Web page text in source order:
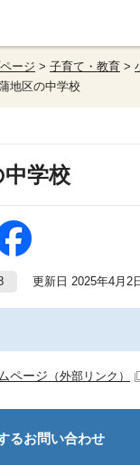
ージ > 子育て・教育 >
地区の中学校
学校
更新日 2025年4月2
ページ （外部リンク）
るお問い合わせ